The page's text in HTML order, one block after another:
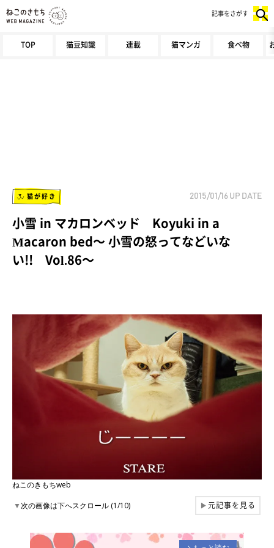
TOP 猫豆知識 連載 猫マンガ 食べ物
記事をさがす
猫が好き 2015/01/16 UP DATE
小雪 in マカロンベッド Koyuki in a
Macaron bed～ 小雪の怒ってなどいな
い!! Vol.86～
ねこのきもちweb
▼次の画像は下へスクロール (1/10) ▶元記事を見る